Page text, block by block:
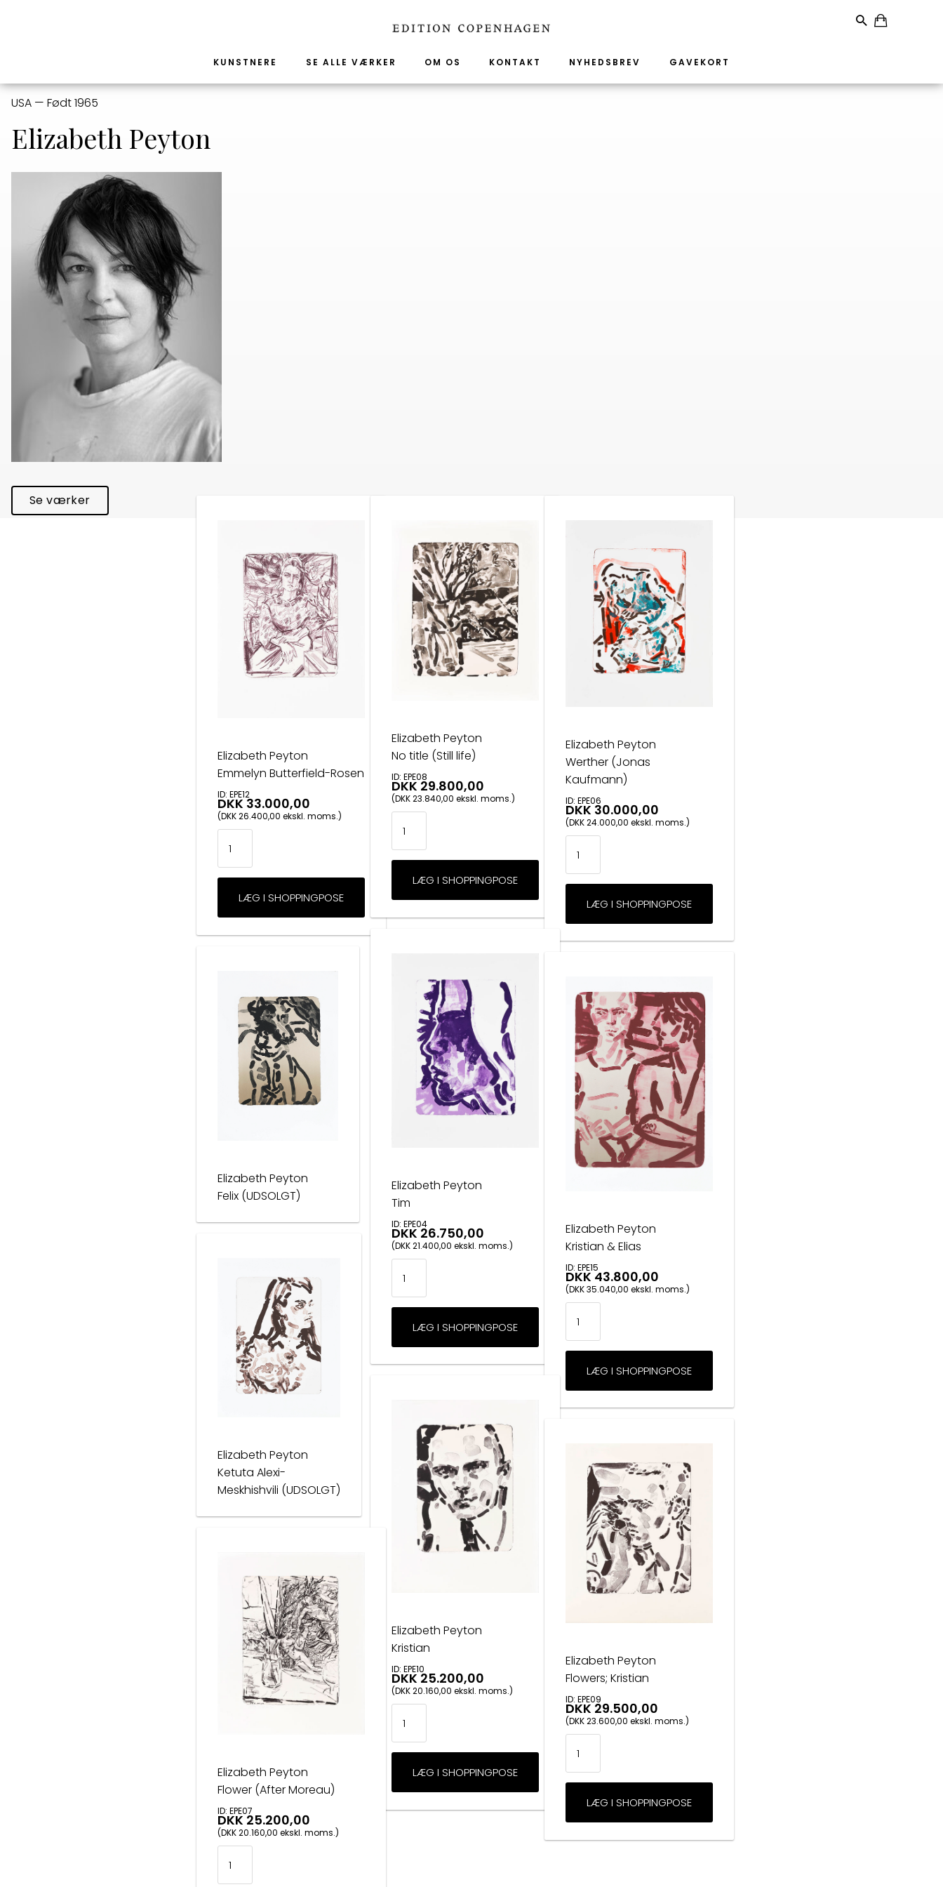
KUNSTNERE SE ALLE VÆRKER OM OS KONTAKT NYHEDSBREV GAVEKORT
USA — Født 1965
Elizabeth Peyton
Se værker
Elizabeth Peyton
Emmelyn Butterfield-Rosen
ID: EPE12
DKK 33.000,00
(DKK 26.400,00 ekskl. moms.)
Elizabeth Peyton
No title (Still life)
ID: EPE08
DKK 29.800,00
(DKK 23.840,00 ekskl. moms.)
Elizabeth Peyton
Werther (Jonas
Kaufmann)
ID: EPE06
DKK 30.000,00
(DKK 24.000,00 ekskl. moms.)
Elizabeth Peyton
Tim
ID: EPE04
DKK 26.750,00
(DKK 21.400,00 ekskl. moms.)
Elizabeth Peyton
Felix (UDSOLGT)
Elizabeth Peyton
Kristian & Elias
ID: EPE15
DKK 43.800,00
(DKK 35.040,00 ekskl. moms.)
Elizabeth Peyton
Ketuta Alexi-
Meskhishvili (UDSOLGT)
Elizabeth Peyton
Kristian
ID: EPE10
DKK 25.200,00
(DKK 20.160,00 ekskl. moms.)
Elizabeth Peyton
Flowers; Kristian
ID: EPE09
DKK 29.500,00
(DKK 23.600,00 ekskl. moms.)
Elizabeth Peyton
Flower (After Moreau)
ID: EPE07
DKK 25.200,00
(DKK 20.160,00 ekskl. moms.)